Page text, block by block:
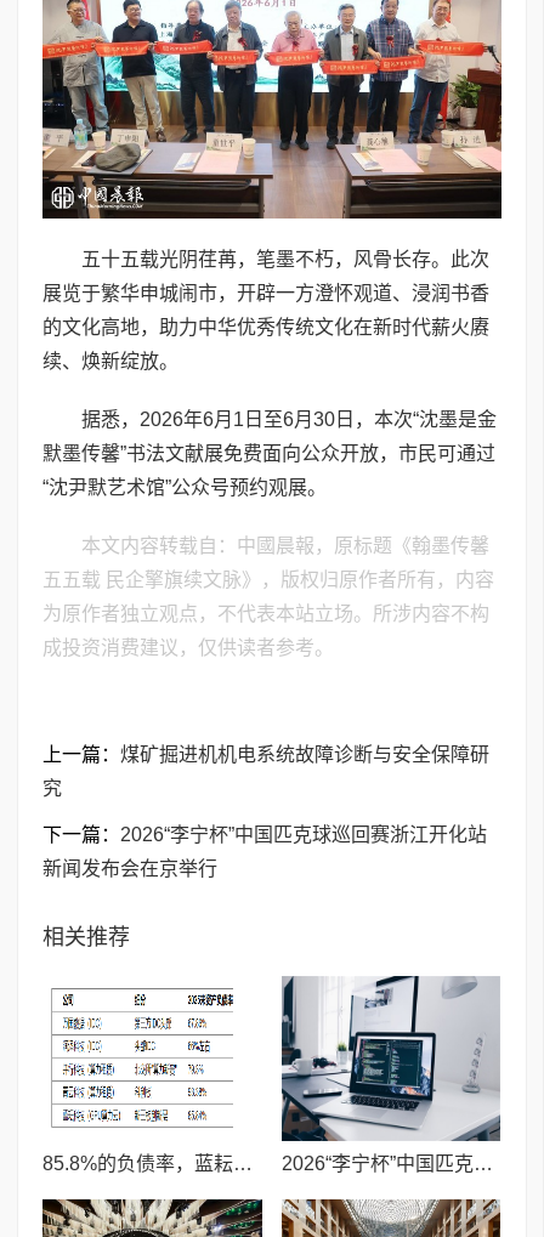
五十五载光阴荏苒，笔墨不朽，风骨长存。此次
展览于繁华申城闹市，开辟一方澄怀观道、浸润书香
的文化高地，助力中华优秀传统文化在新时代薪火赓
续、焕新绽放。
据悉，2026年6月1日至6月30日，本次“沈墨是金
默墨传馨”书法文献展免费面向公众开放，市民可通过
“沈尹默艺术馆”公众号预约观展。
本文内容转载自：中國晨報，原标题《翰墨传馨
五五载 民企擎旗续文脉》，版权归原作者所有，内容
为原作者独立观点，不代表本站立场。所涉内容不构
成投资消费建议，仅供读者参考。
上一篇： 煤矿掘进机机电系统故障诊断与安全保障研
究
下一篇： 2026“李宁杯”中国匹克球巡回赛浙江开化站 ​
新闻发布会在京举行
相关推荐
85.8%的负债率，蓝耘科技"小巨人"复核明年恐摘帽 2026“李宁杯”中国匹克球巡回赛青少年赛-河南鹤壁站圆满落幕